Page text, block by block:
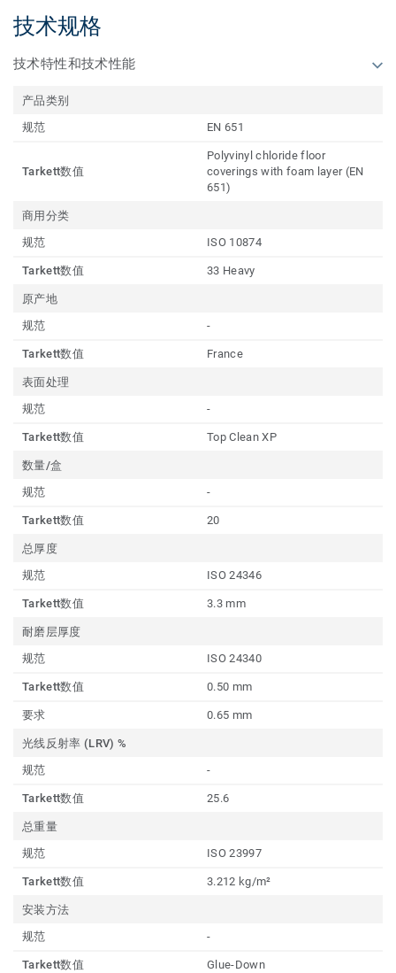
技术规格
技术特性和技术性能
产品类别
规范
EN 651
Tarkett数值
Polyvinyl chloride floor
coverings with foam layer (EN
651)
商用分类
规范
ISO 10874
Tarkett数值 33 Heavy
原产地
规范
-
Tarkett数值 France
表面处理
规范
-
Tarkett数值 Top Clean XP
数量/盒
规范
-
Tarkett数值 20
总厚度
规范
ISO 24346
Tarkett数值 3.3 mm
耐磨层厚度
规范
ISO 24340
Tarkett数值 0.50 mm
要求 0.65 mm
光线反射率 (LRV) %
规范
-
Tarkett数值 25.6
总重量
规范
ISO 23997
Tarkett数值 3.212 kg/m²
安装方法
规范
-
Tarkett数值 Glue-Down